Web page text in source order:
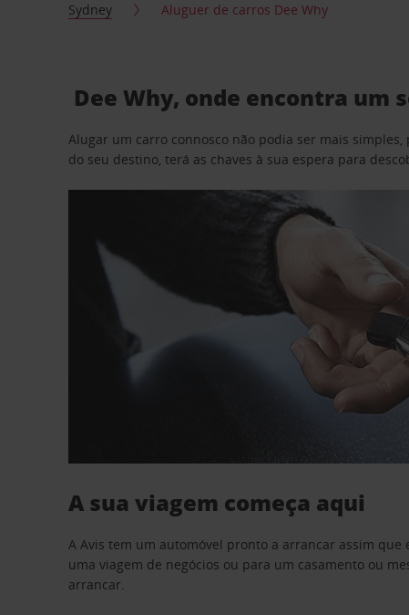
Sydney
Aluguer de carros Dee Why
Dee Why, onde encontra um
Alugar um carro connosco não podia ser mais
do seu destino, terá as chaves à sua espera para
A sua viagem começa aqui
A Avis tem um automóvel pronto a arrancar assim
uma viagem de negócios ou para um casamento ou
arrancar.